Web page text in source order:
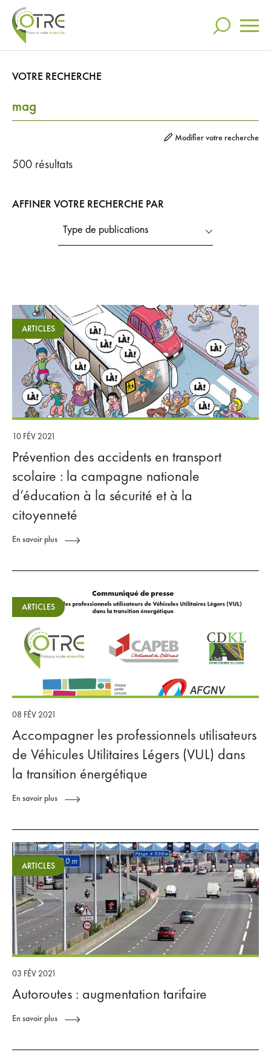
Actualités
L’OTRE
Espace presse
RECHERCHES LES PLUS POPULAIRES
VOTRE RECHERCHE
Modifier votre recherche
500 résultats
AFFINER VOTRE RECHERCHE PAR
Type de publications
ARTICLES
10 FÉV 2021
Prévention des accidents en transport
scolaire : la campagne nationale
d’éducation à la sécurité et à la
citoyenneté
En savoir plus
ARTICLES
08 FÉV 2021
Accompagner les professionnels utilisateurs
de Véhicules Utilitaires Légers (VUL) dans
la transition énergétique
En savoir plus
ARTICLES
03 FÉV 2021
Autoroutes : augmentation tarifaire
En savoir plus